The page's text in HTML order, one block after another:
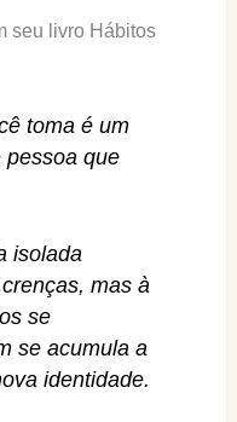
seu livro Hábitos
toma é um
pessoa que
isolada
mas à
se
se acumula a
identidade.